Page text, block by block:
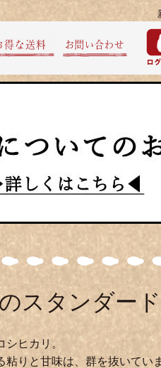
スタンダード
ヒカリ。
りと甘味は、群を抜いてい